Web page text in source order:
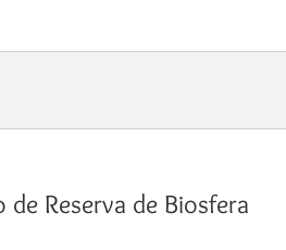
de Reserva de Biosfera